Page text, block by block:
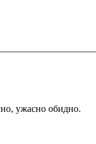
ужасно обидно.